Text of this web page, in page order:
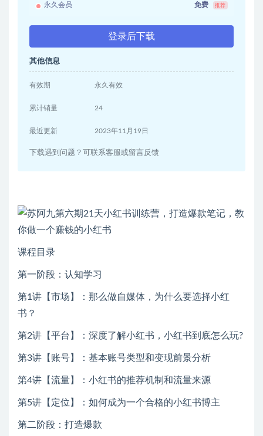
永久会员 免费 推荐
登录后下载
其他信息
有效期 永久有效
累计销量 24
最近更新 2023年11月19日
下载遇到问题？可联系客服或留言反馈
课程目录
第一阶段：认知学习
第1讲【市场】：那么做自媒体，为什么要选择小红
书？
第2讲【平台】：深度了解小红书，小红书到底怎么玩?
第3讲【账号】：基本账号类型和变现前景分析
第4讲【流量】：小红书的推荐机制和流量来源
第5讲【定位】：如何成为一个合格的小红书博主
第二阶段：打造爆款